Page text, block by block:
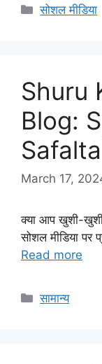
Categories
सोशल मीडिया
Shuru
Blog:
March 17,
क्या आप खुशी-
सोशल मीडिया पर
Read more
Categories
सामान्य